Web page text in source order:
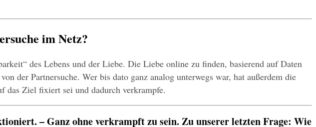
im Netz?
des Lebens und der Liebe. Die Liebe online zu finden, basierend auf Daten
der Partnersuche. Wer bis dato ganz analog unterwegs war, hat außerdem die
das Ziel fixiert sei und dadurch verkrampfe.
– Ganz ohne verkrampft zu sein. Zu unserer letzten Frage: Wie